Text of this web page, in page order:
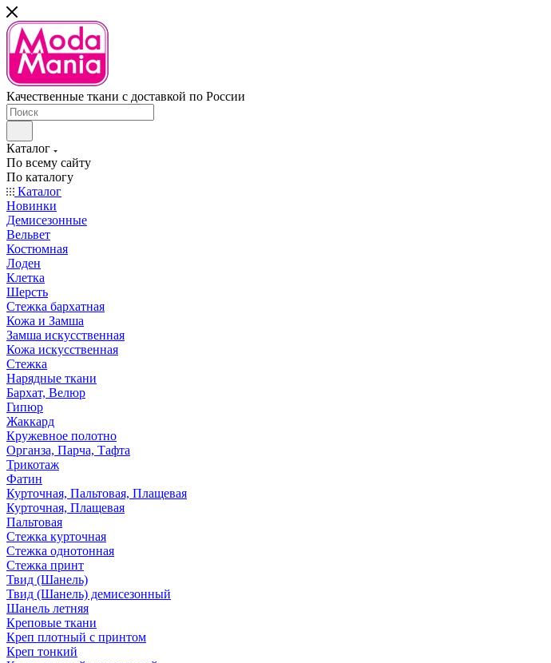
Качественные ткани с доставкой по России
Каталог
По всему сайту
По каталогу
Каталог
Новинки
Демисезонные
Вельвет
Костюмная
Лоден
Клетка
Шерсть
Стежка бархатная
Кожа и Замша
Замша искусственная
Кожа искусственная
Стежка
Нарядные ткани
Бархат, Велюр
Гипюр
Жаккард
Кружевное полотно
Органза, Парча, Тафта
Трикотаж
Фатин
Курточная, Пальтовая, Плащевая
Курточная, Плащевая
Пальтовая
Стежка курточная
Стежка однотонная
Стежка принт
Твид (Шанель)
Твид (Шанель) демисезонный
Шанель летняя
Креповые ткани
Креп плотный с принтом
Креп тонкий